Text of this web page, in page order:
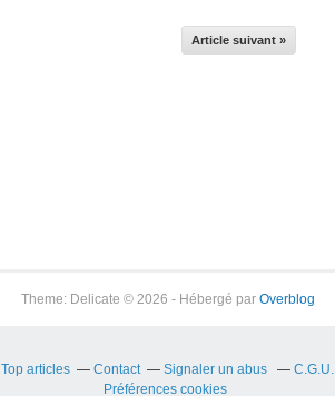
Article suivant »
Theme: Delicate © 2026 - Hébergé par Overblog
Top articles Contact Signaler un abus C.G.U.
Préférences cookies